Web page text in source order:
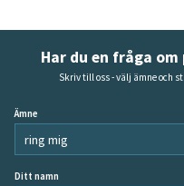
Har du en fråga
Skriv till oss - välj ämne och
Ämne
Ditt namn